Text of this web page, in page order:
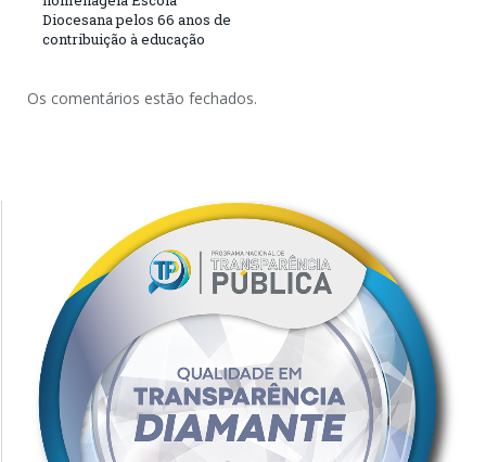
Diocesana pelos 66 anos de
contribuição à educação
Os comentários estão fechados.